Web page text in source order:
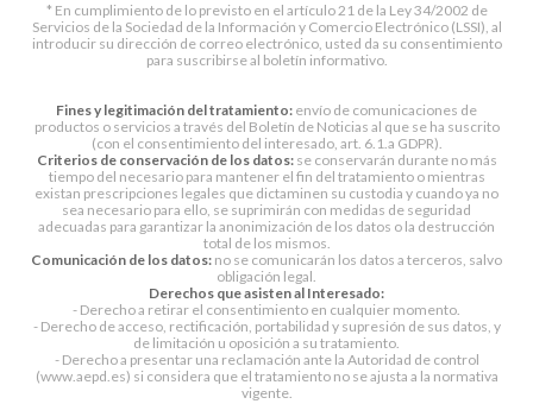
* En cumplimiento de lo previsto en el artículo 21 de la Ley 34/2002 de
Servicios de la Sociedad de la Información y Comercio Electrónico (LSSI), al
introducir su dirección de correo electrónico, usted da su consentimiento
para suscribirse al boletín informativo.
Fines y legitimación del tratamiento: envío de comunicaciones de
productos o servicios a través del Boletín de Noticias al que se ha suscrito
(con el consentimiento del interesado, art. 6.1.a GDPR).
Criterios de conservación de los datos:se conservarán durante no más
tiempo del necesario para mantener el fin del tratamiento o mientras
existan prescripciones legales que dictaminen su custodia y cuando ya no
sea necesario para ello, se suprimirán con medidas de seguridad
adecuadas para garantizar la anonimización de los datos o la destrucción
total de los mismos.
Comunicación de los datos: no se comunicarán los datos a terceros, salvo
obligación legal.
Derechos que asisten al Interesado:
- Derecho a retirar el consentimiento en cualquier momento.
- Derecho de acceso, rectificación, portabilidad y supresión de sus datos, y
de limitación u oposición a su tratamiento.
- Derecho a presentar una reclamación ante la Autoridad de control
(www.aepd.es) si considera que el tratamiento no se ajusta a la normativa
vigente.